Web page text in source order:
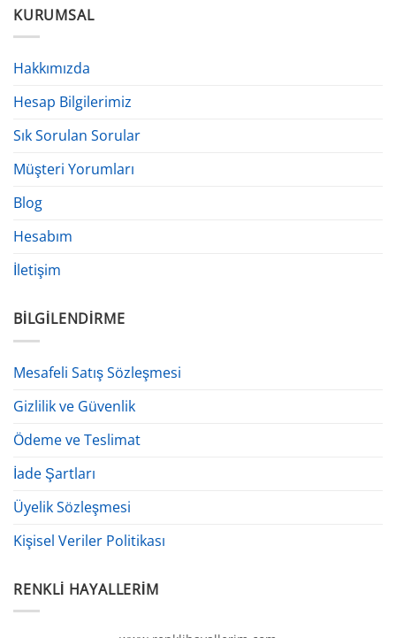
KURUMSAL
Hakkımızda
Hesap Bilgilerimiz
Sık Sorulan Sorular
Müşteri Yorumları
Blog
Hesabım
İletişim
BILGILENDIRME
Mesafeli Satış Sözleşmesi
Gizlilik ve Güvenlik
Ödeme ve Teslimat
İade Şartları
Üyelik Sözleşmesi
Kişisel Veriler Politikası
RENKLI HAYALLERIM